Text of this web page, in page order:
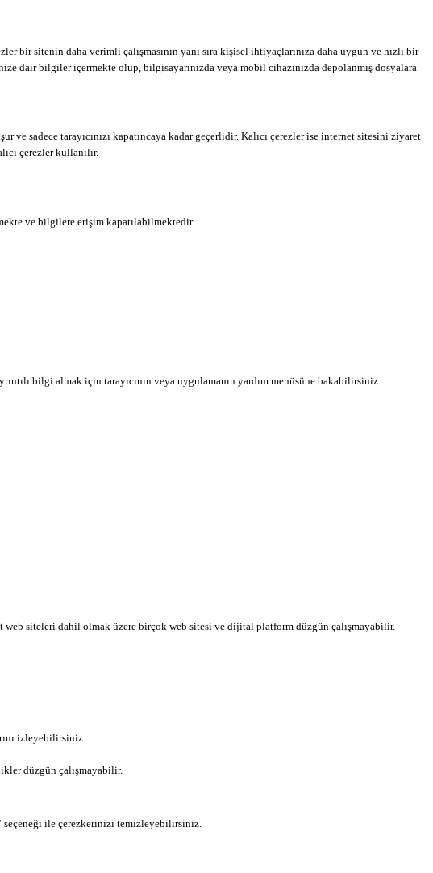
bir sitenin daha verimli çalışmasının yanı sıra kişisel ihtiyaçlarınıza daha uygun ve hızlı bir
dair bilgiler içermekte olup, bilgisayarınızda veya mobil cihazınızda depolanmış dosyalara
sadece tarayıcınızı kapatıncaya kadar geçerlidir. Kalıcı çerezler ise internet sitesini ziyaret
çerezler kullanılır.
ve bilgilere erişim kapatılabilmektedir.
bilgi almak için tarayıcının veya uygulamanın yardım menüsüne bakabilirsiniz.
siteleri dahil olmak üzere birçok web sitesi ve dijital platform düzgün çalışmayabilir.
izleyebilirsiniz.
düzgün çalışmayabilir.
seçeneği ile çerezkerinizi temizleyebilirsiniz.